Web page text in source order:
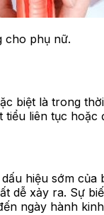
cho phụ nữ.
biệt là trong
liên tục
hiệu sớm
dễ xảy ra. Sự
ngày hành